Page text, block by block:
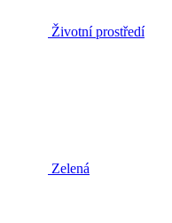
Životní prostředí
Zelená